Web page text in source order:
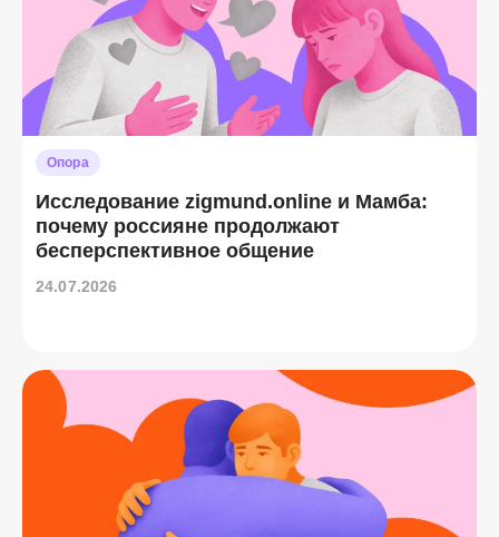
Опора
Исследование zigmund.online и Мамба:
почему россияне продолжают
бесперспективное общение
24.07.2026